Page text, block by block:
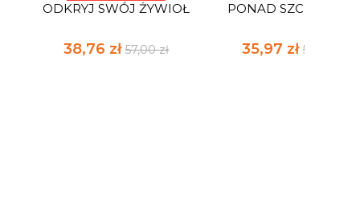
ODKRYJ SWÓJ ŻYWIOŁ
38,76 zł57,00 zł
PONAD SZCZĘŚCIEM
35,97 zł52,90 zł